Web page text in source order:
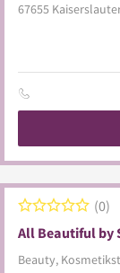
67655
All Beautiful by
Beauty,
0